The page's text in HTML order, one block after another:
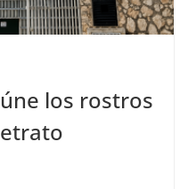
los rostros